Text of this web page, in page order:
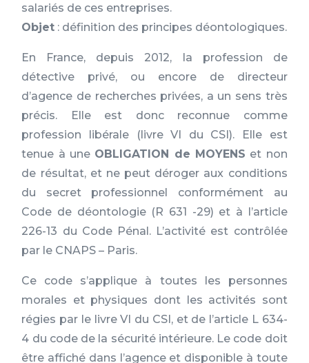
salariés de ces entreprises.
Objet : définition des principes déontologiques.
En France, depuis 2012, la profession de
détective privé, ou encore de directeur
d’agence de recherches privées, a un sens très
précis. Elle est donc reconnue comme
profession libérale (livre VI du CSI). Elle est
tenue à une OBLIGATION de MOYENS et non
de résultat, et ne peut déroger aux conditions
du secret professionnel conformément au
Code de déontologie (R 631 -29) et à l’article
226-13 du Code Pénal. L’activité est contrôlée
par le CNAPS – Paris.
Ce code s’applique à toutes les personnes
morales et physiques dont les activités sont
régies par le livre VI du CSI, et de l’article L 634-
4 du code de la sécurité intérieure. Le code doit
être affiché dans l’agence et disponible à toute